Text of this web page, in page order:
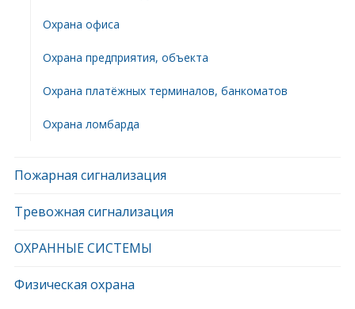
Охрана офиса
Охрана предприятия, объекта
Охрана платёжных терминалов, банкоматов
Охрана ломбарда
Пожарная сигнализация
Тревожная сигнализация
ОХРАННЫЕ СИСТЕМЫ
Физическая охрана